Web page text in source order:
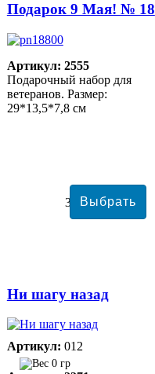
3679 руб
Подарок 9 Мая! № 18
Артикул: 2555
Подарочный набор для
ветеранов. Размер:
29*13,5*7,8 см
Ни шагу назад
Артикул: 012
0 гр